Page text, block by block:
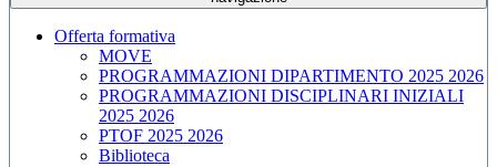
Offerta formativa
MOVE
PROGRAMMAZIONI DIPARTIMENTO 2025 2026
PROGRAMMAZIONI DISCIPLINARI INIZIALI
2025 2026
PTOF 2025 2026
Biblioteca